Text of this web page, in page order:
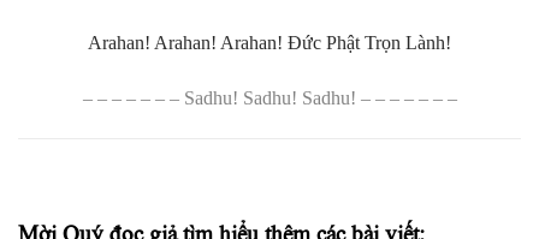
Arahan! Arahan! Arahan! Đức Phật Trọn Lành!
– – – – – – – Sadhu! Sadhu! Sadhu! – – – – – – –
Mời Quý đọc giả tìm hiểu thêm các bài viết: